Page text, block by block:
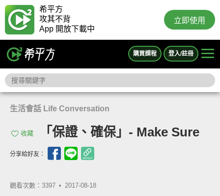
希平方
攻其不背
App 開放下載中
立即使用
購買課程 登入/註冊
生活會話 Life Conversation
收藏 「保證、確保」- Make Sure
分享給好友：
觀看次數：3397 • 2017-08-18